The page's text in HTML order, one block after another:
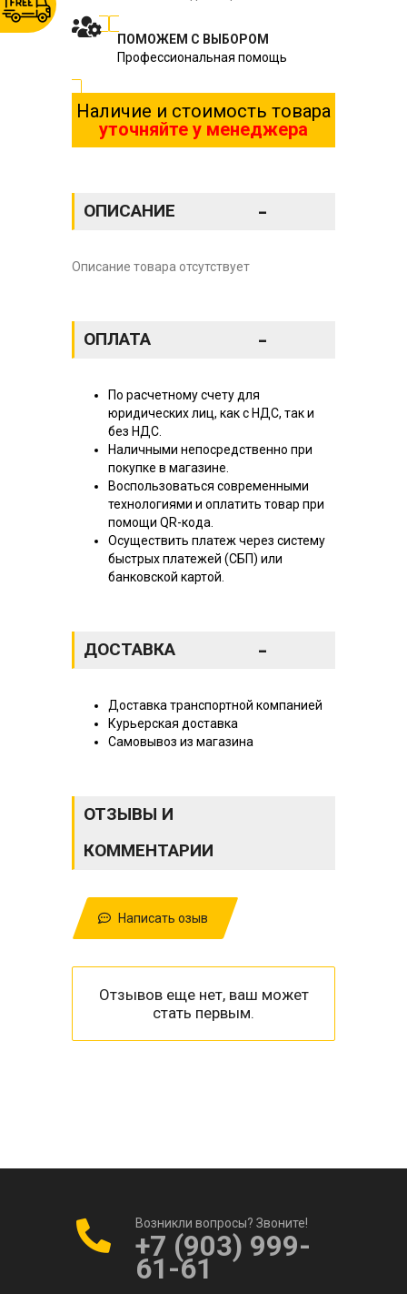
ПОМОЖЕМ С ВЫБОРОМ
Профессиональная помощь
Наличие и стоимость товара
уточняйте у менеджера
ОПИСАНИЕ -
Описание товара отсутствует
ОПЛАТА -
По расчетному счету для
юридических лиц, как с НДС, так и
без НДС.
Наличными непосредственно при
покупке в магазине.
Воспользоваться современными
технологиями и оплатить товар при
помощи QR-кода.
Осуществить платеж через систему
быстрых платежей (СБП) или
банковской картой.
ДОСТАВКА -
Доставка транспортной компанией
Курьерская доставка
Самовывоз из магазина
ОТЗЫВЫ И
КОММЕНТАРИИ
Написать озыв
Отзывов еще нет, ваш может
стать первым.
Возникли вопросы? Звоните!
+7 (903) 999-
61-61